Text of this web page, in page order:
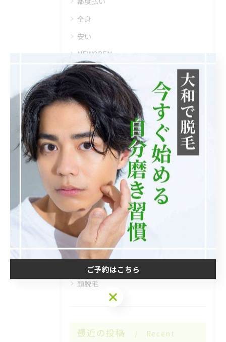
全身
安い
NEWOPEN
VIO脱毛
お尻脱毛
お腹脱毛
ひげ脱毛
メンズ脱毛
未分類
背中脱毛
胸毛脱毛
脇毛脱毛
脱毛
腕脱毛
足脱毛
顔脱毛
最近の投稿
Recent
ご予約はこちら
ご予約はこちら